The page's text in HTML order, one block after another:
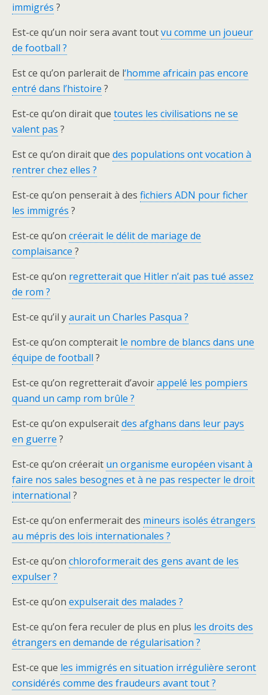
immigrés ?
Est-ce qu’un noir sera avant toutvu comme un joueur
de football ?
Est ce qu’on parlerait de l‘homme africain pas encore
entré dans l’histoire ?
Est-ce qu’on dirait que toutes les civilisations ne se
valent pas ?
Est ce qu’on dirait que des populations ont vocation à
rentrer chez elles ?
Est-ce qu’on penserait à des fichiers ADN pour ficher
les immigrés ?
Est-ce qu’on créerait le délit de mariage de
complaisance ?
Est-ce qu’on regretterait que Hitler n’ait pas tué assez
de rom ?
Est-ce qu’il yaurait un Charles Pasqua ?
Est-ce qu’on compterait le nombre de blancs dans une
équipe de football ?
Est-ce qu’on regretterait d’avoirappelé les pompiers
quand un camp rom brûle ?
Est-ce qu’on expulseraitdes afghans dans leur pays
en guerre ?
Est-ce qu’on créerait un organisme européen visant à
faire nos sales besognes et à ne pas respecter le droit
international ?
Est-ce qu’on enfermerait des mineurs isolés étrangers
au mépris des lois internationales ?
Est-ce qu’on chloroformerait des gens avant de les
expulser ?
Est-ce qu’on expulserait des malades ?
Est-ce qu’on fera reculer de plus en plus les droits des
étrangers en demande de régularisation ?
Est-ce que les immigrés en situation irrégulière seront
considérés comme des fraudeurs avant tout ?